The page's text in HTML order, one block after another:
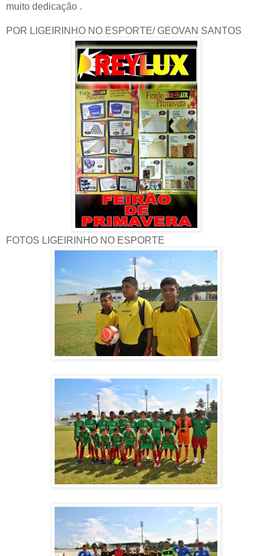
muito dedicação .
POR LIGEIRINHO NO ESPORTE/ GEOVAN SANTOS
FOTOS LIGEIRINHO NO ESPORTE